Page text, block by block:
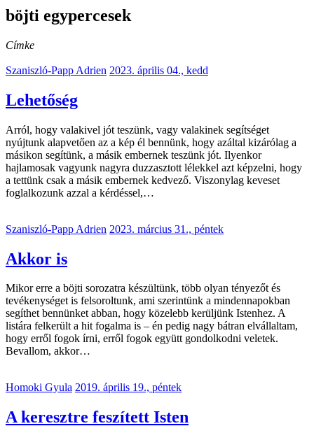
böjti egypercesek
Címke
Szaniszló-Papp Adrien 2023. április 04., kedd
Lehetőség
Arról, hogy valakivel jót teszünk, vagy valakinek segítséget
nyújtunk alapvetően az a kép él bennünk, hogy azáltal kizárólag a
másikon segítünk, a másik embernek teszünk jót. Ilyenkor
hajlamosak vagyunk nagyra duzzasztott lélekkel azt képzelni, hogy
a tettünk csak a másik embernek kedvező. Viszonylag keveset
foglalkozunk azzal a kérdéssel,…
Szaniszló-Papp Adrien 2023. március 31., péntek
Akkor is
Mikor erre a böjti sorozatra készültünk, több olyan tényezőt és
tevékenységet is felsoroltunk, ami szerintünk a mindennapokban
segíthet bennünket abban, hogy közelebb kerüljünk Istenhez. A
listára felkerült a hit fogalma is – én pedig nagy bátran elvállaltam,
hogy erről fogok írni, erről fogok együtt gondolkodni veletek.
Bevallom, akkor…
Homoki Gyula 2019. április 19., péntek
A keresztre feszített Isten